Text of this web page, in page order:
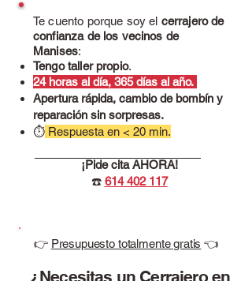
Te cuento porque soy el cerrajero de
confianza de los vecinos de
Manises:
Tengo taller propio.
24 horas al día, 365 días al año.
Apertura rápida, cambio de bombín y
reparación sin sorpresas.
⏱ Respuesta en < 20 min.
¡Pide cita AHORA!
☎️ 614 402 117
👉 Presupuesto totalmente gratis 👈
¿Necesitas un Cerrajero en